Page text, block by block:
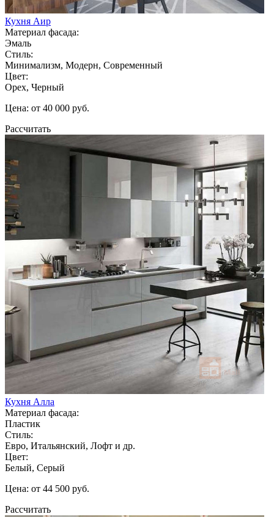
Кухня Аир
Материал фасада:
Эмаль
Стиль:
Минимализм, Модерн, Современный
Цвет:
Орех, Черный
Цена: от 40 000 руб.
Рассчитать
Кухня Алла
Материал фасада:
Пластик
Стиль:
Евро, Итальянский, Лофт и др.
Цвет:
Белый, Серый
Цена: от 44 500 руб.
Рассчитать